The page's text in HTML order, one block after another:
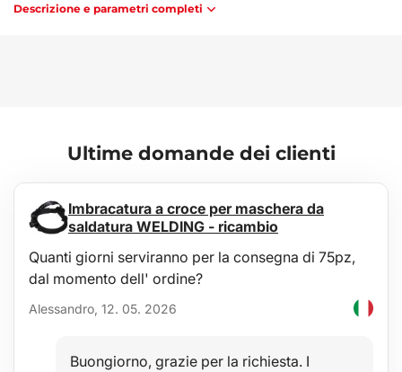
costruzione garantisce una lunga durata.
Estrazione dischi freno
Estrazione rotori
Contenuto della confezione:
Parametri tecnici
Campo operativo: 150mm
Descrizione e parametri completi
Ultime domande dei clienti
Imbracatura a croce per maschera da
saldatura WELDING - ricambio
Quanti giorni serviranno per la consegna di 75pz,
dal momento dell' ordine?
Alessandro, 12. 05. 2026
Buongiorno, grazie per la richiesta. I